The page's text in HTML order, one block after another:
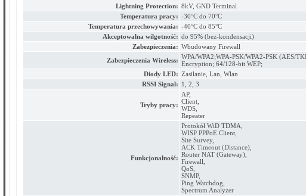
Lightning Protection: 8kV, GND Terminal
Temperatura pracy: -30°C do 70°C
Temperatura przechowywania: -40°C do 85°C
Akceptowalna wilgotność: do 95% (bez-kondensacji)
Zabezpieczenia: Wbudowany Firewall
Zabezpieczenia Wireless: WPA/WPA2;WPA-PSK/WPA2-PSK (AES/
Encryption; 64/128-bit WEP;
Diody LED: Zasilanie, Lan, Wlan
RSSI Signal: 1, 2, 3
Tryby pracy:
AP,
Client,
WDS,
Repeater
Funkcjonalność:
Protokół WiD TDMA,
WISP PPPoE Client,
Site Survey,
ACK Timeout (Distance),
Router NAT (Gateway),
Firewall,
QoS,
SNMP,
Ping Watchdog,
Spectrum Analyzer